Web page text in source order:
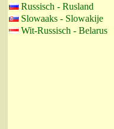
Russisch - Rusland
Slowaaks - Slowakije
Wit-Russisch - Belarus